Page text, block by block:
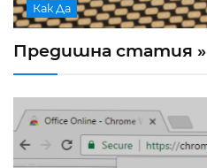
Как Да
Предишна статия »